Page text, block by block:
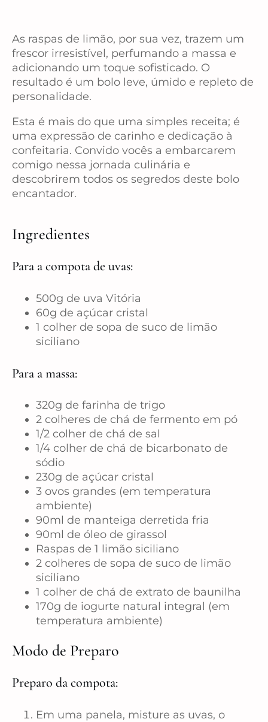
As raspas de limão, por sua vez, trazem um
frescor irresistível, perfumando a massa e
adicionando um toque sofisticado. O
resultado é um bolo leve, úmido e repleto de
personalidade.
Esta é mais do que uma simples receita; é
uma expressão de carinho e dedicação à
confeitaria. Convido vocês a embarcarem
comigo nessa jornada culinária e
descobrirem todos os segredos deste bolo
encantador.
Ingredientes
Para a compota de uvas:
500g de uva Vitória
60g de açúcar cristal
1 colher de sopa de suco de limão
siciliano
Para a massa:
320g de farinha de trigo
2 colheres de chá de fermento em pó
1/2 colher de chá de sal
1/4 colher de chá de bicarbonato de
sódio
230g de açúcar cristal
3 ovos grandes (em temperatura
ambiente)
90ml de manteiga derretida fria
90ml de óleo de girassol
Raspas de 1 limão siciliano
2 colheres de sopa de suco de limão
siciliano
1 colher de chá de extrato de baunilha
170g de iogurte natural integral (em
temperatura ambiente)
Modo de Preparo
Preparo da compota:
Em uma panela, misture as uvas, o